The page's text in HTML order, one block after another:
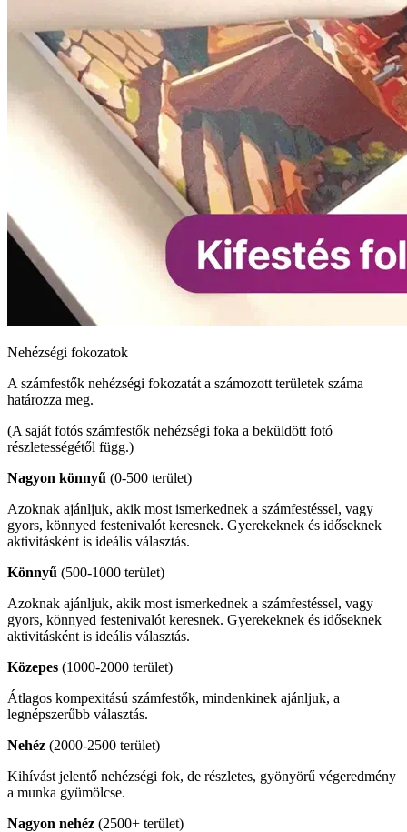
Nehézségi fokozatok
A számfestők nehézségi fokozatát a számozott területek száma
határozza meg.
(A saját fotós számfestők nehézségi foka a beküldött fotó
részletességétől függ.)
Nagyon könnyű (0-500 terület)
Azoknak ajánljuk, akik most ismerkednek a számfestéssel, vagy
gyors, könnyed festenivalót keresnek. Gyerekeknek és időseknek
aktivitásként is ideális választás.
Könnyű (500-1000 terület)
Azoknak ajánljuk, akik most ismerkednek a számfestéssel, vagy
gyors, könnyed festenivalót keresnek. Gyerekeknek és időseknek
aktivitásként is ideális választás.
Közepes (1000-2000 terület)
Átlagos kompexitású számfestők, mindenkinek ajánljuk, a
legnépszerűbb választás.
Nehéz (2000-2500 terület)
Kihívást jelentő nehézségi fok, de részletes, gyönyörű végeredmény
a munka gyümölcse.
Nagyon nehéz (2500+ terület)